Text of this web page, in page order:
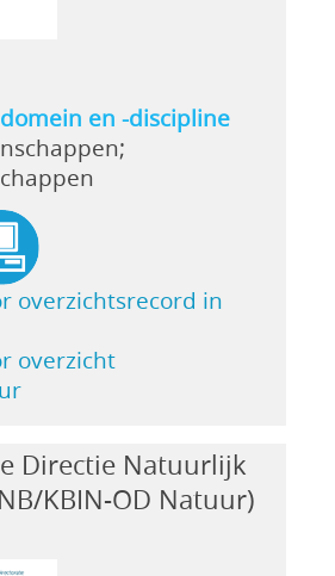
en -discipline
overzichtsrecord in
overzicht
Directie Natuurlijk
KBIN-OD Natuur)